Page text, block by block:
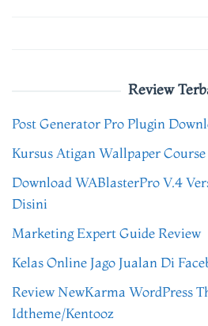
Review
Post Generator Pro Plugin
Kursus Atigan Wallpaper Course
Download WABlasterPro V.4
Disini
Marketing Expert Guide Review
Kelas Online Jago Jualan Di
Review NewKarma WordPress
Idtheme/Kentooz